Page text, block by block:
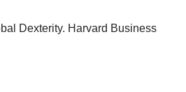
Dexterity. Harvard Business